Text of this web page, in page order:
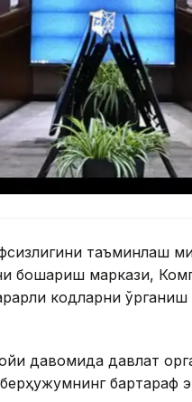
таъминлаш
бошқариш маркази,
кодларни
давомида давлат
бартараф